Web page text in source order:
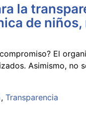
la
de niños,
El
Asimismo, no
Transparencia